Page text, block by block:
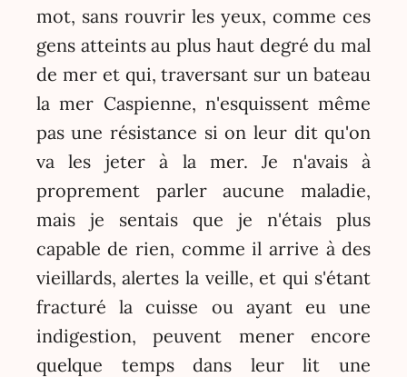
mot, sans rouvrir les yeux, comme ces
gens atteints au plus haut degré du mal
de mer et qui, traversant sur un bateau
la mer Caspienne, n'esquissent même
pas une résistance si on leur dit qu'on
va les jeter à la mer. Je n'avais à
proprement parler aucune maladie,
mais je sentais que je n'étais plus
capable de rien, comme il arrive à des
vieillards, alertes la veille, et qui s'étant
fracturé la cuisse ou ayant eu une
indigestion, peuvent mener encore
quelque temps dans leur lit une